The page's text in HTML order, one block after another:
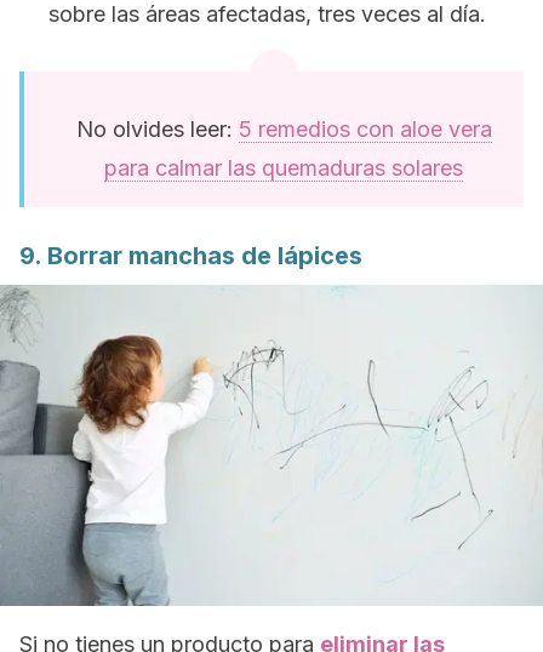
sobre las áreas afectadas, tres veces al día.
No olvides leer: 5 remedios con aloe vera
para calmar las quemaduras solares
9. Borrar manchas de lápices
Si no tienes un producto para eliminar las